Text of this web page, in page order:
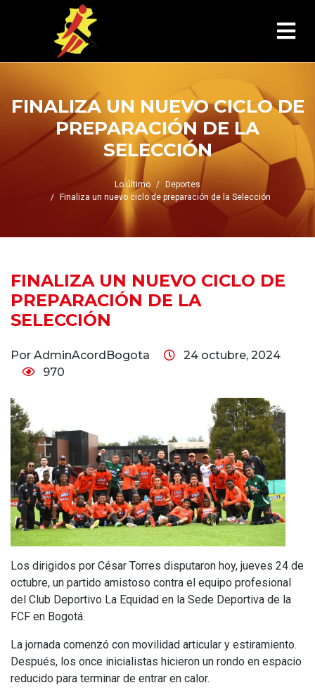
FINALIZA UN NUEVO CICLO DE
PREPARACIÓN DE LA
SELECCIÓN
Lo último
Deportes
Finaliza un nuevo ciclo de preparación de la Selección
FINALIZA UN NUEVO CICLO DE
PREPARACIÓN DE LA
SELECCIÓN
Por AdminAcordBogota
24 octubre, 2024
970
Los dirigidos por César Torres disputaron hoy, jueves 24 de
octubre, un partido amistoso contra el equipo profesional
del Club Deportivo La Equidad en la Sede Deportiva de la
FCF en Bogotá.
La jornada comenzó con movilidad articular y estiramiento.
Después, los once inicialistas hicieron un rondo en espacio
reducido para terminar de entrar en calor.